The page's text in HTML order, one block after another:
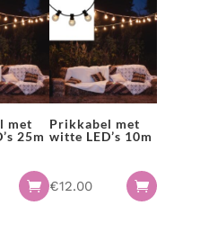
met
25m

Prikkabel met
witte LED’s 10m
€12.00 